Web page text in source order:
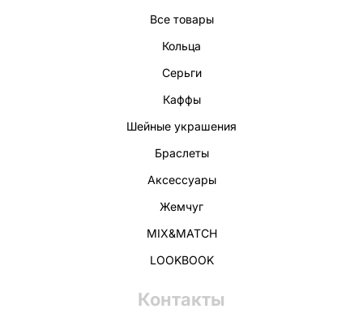
Все товары
Кольца
Серьги
Каффы
Шейные украшения
Браслеты
Аксессуары
Жемчуг
MIX&MATCH
LOOKBOOK
Контакты